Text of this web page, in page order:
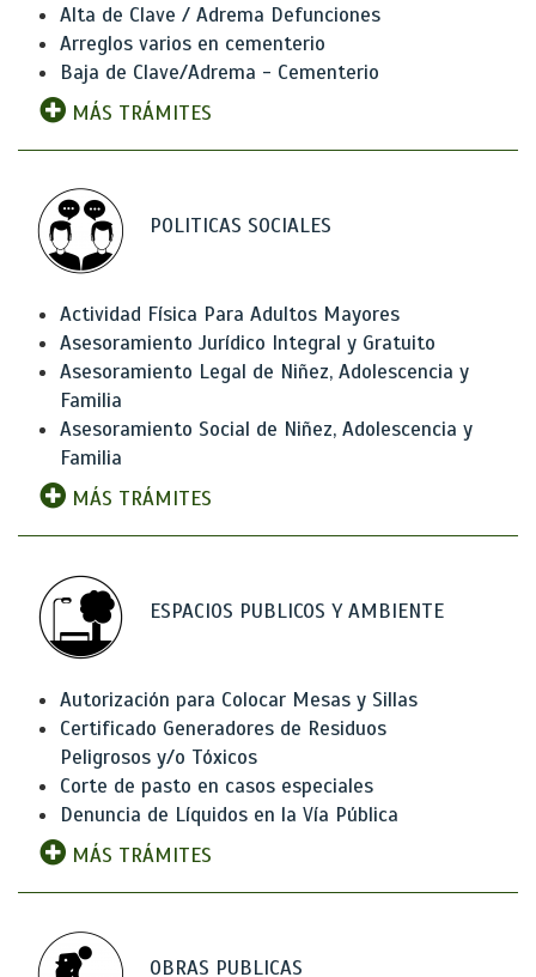
Alta de Clave / Adrema Defunciones
Arreglos varios en cementerio
Baja de Clave/Adrema - Cementerio
MÁS TRÁMITES
POLITICAS SOCIALES
Actividad Física Para Adultos Mayores
Asesoramiento Jurídico Integral y Gratuito
Asesoramiento Legal de Niñez, Adolescencia y
Familia
Asesoramiento Social de Niñez, Adolescencia y
Familia
MÁS TRÁMITES
ESPACIOS PUBLICOS Y AMBIENTE
Autorización para Colocar Mesas y Sillas
Certificado Generadores de Residuos
Peligrosos y/o Tóxicos
Corte de pasto en casos especiales
Denuncia de Líquidos en la Vía Pública
MÁS TRÁMITES
OBRAS PUBLICAS